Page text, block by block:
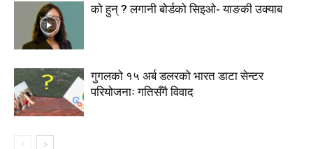
को हुन् ? लगानी बोर्डको सिइओ- याङकी उक्याब
गुगलको १५ अर्ब डलरको भारत डाटा सेन्टर
परियोजनाः गतिसँगै विवाद